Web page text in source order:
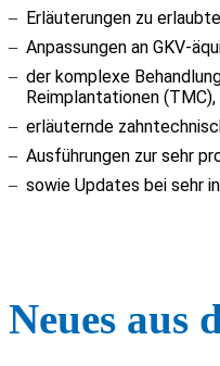
– Erläuterungen zu
– Anpassungen an GKV-
– der komplexe
Reimplantationen (TMC),
– erläuternde
– Ausführungen zur sehr
– sowie Updates bei sehr
Neues